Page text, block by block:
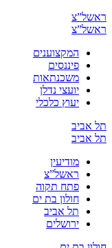
ראשל”צ
ראשל”צ
המקצוענים
פיננסים
משכנתאות
יועצי נדלן
יעוץ כלכלי
תל אביב
תל אביב
מודיעין
ראשל”צ
פתח תקוה
חולון בת ים
תל אביב
ירושלים